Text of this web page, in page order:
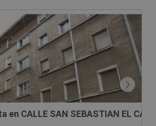
en CALLE SAN SEBASTIAN EL